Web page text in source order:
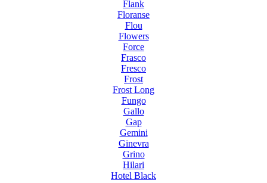
Flank
Floranse
Flou
Flowers
Force
Frasco
Fresco
Frost
Frost Long
Fungo
Gallo
Gap
Gemini
Ginevra
Grino
Hilari
Hotel Black